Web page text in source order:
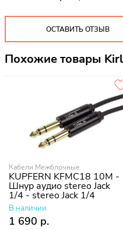
ОСТАВИТЬ ОТЗЫВ
Похожие товары
Кабели Межблочные
KUPFERN KFMC18 10M -
Шнур аудио stereo Jack
1/4 - stereo Jack 1/4
В наличии
1 690 р.